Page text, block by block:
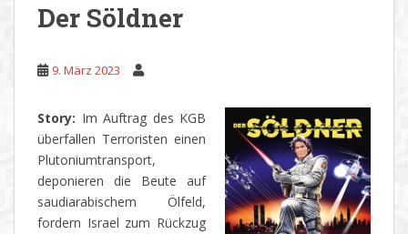
Der Söldner
9. März 2023
Story: Im Auftrag des KGB
überfallen Terroristen einen
Plutoniumtransport,
deponieren die Beute auf
saudiarabischem Ölfeld,
fordern Israel zum Rückzug